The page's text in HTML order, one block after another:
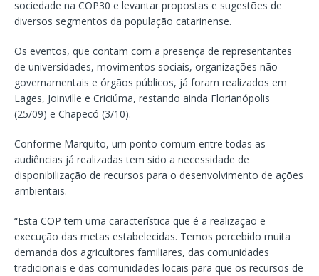
sociedade na COP30 e levantar propostas e sugestões de
diversos segmentos da população catarinense.
Os eventos, que contam com a presença de representantes
de universidades, movimentos sociais, organizações não
governamentais e órgãos públicos, já foram realizados em
Lages, Joinville e Criciúma, restando ainda Florianópolis
(25/09) e Chapecó (3/10).
Conforme Marquito, um ponto comum entre todas as
audiências já realizadas tem sido a necessidade de
disponibilização de recursos para o desenvolvimento de ações
ambientais.
“Esta COP tem uma característica que é a realização e
execução das metas estabelecidas. Temos percebido muita
demanda dos agricultores familiares, das comunidades
tradicionais e das comunidades locais para que os recursos de